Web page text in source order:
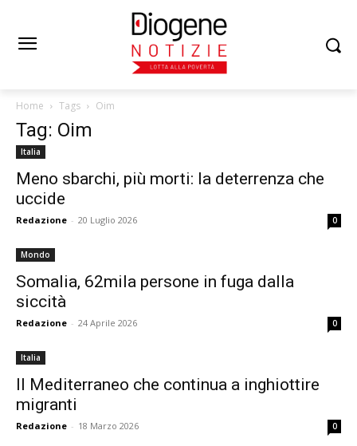
Home Tags Oim
Tag: Oim
Italia
Meno sbarchi, più morti: la deterrenza che
uccide
Redazione - 20 Luglio 2026 0
Mondo
Somalia, 62mila persone in fuga dalla
siccità
Redazione - 24 Aprile 2026 0
Italia
Il Mediterraneo che continua a inghiottire
migranti
Redazione - 18 Marzo 2026 0